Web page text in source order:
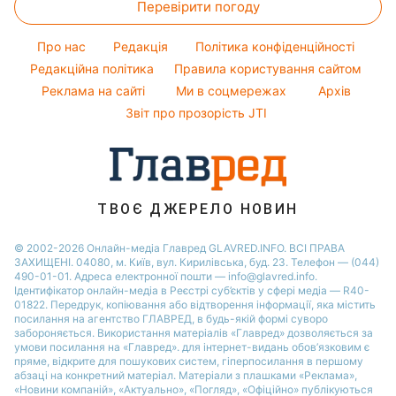
Потап
Поради від Андре Тана
Новини Сум
Новини Дніпра
Новини Черкаси
Новини Тернополя
Новини Житомира
Тести по картинці
Оптичні ілюзії
Народні прикмети
Усе про шоу-бізнес
Перевірити погоду
Про нас Редакція
Політика конфіденційності
Редакційна політика
Правила користування сайтом
Реклама на сайті
Ми в соцмережах
Архів
Звіт про прозорість JTI
ТВОЄ ДЖЕРЕЛО НОВИН
© 2002-2026 Онлайн-медіа Главред GLAVRED.INFO. ВСІ ПРАВА
ЗАХИЩЕНІ. 04080, м. Київ, вул. Кирилівська, буд. 23. Телефон — (044)
490-01-01. Адреса електронної пошти — info@glavred.info.
Ідентифікатор онлайн-медіа в Реєстрі суб’єктів у сфері медіа — R40-
01822. Передрук, копіювання або відтворення інформації, яка містить
посилання на агентство ГЛАВРЕД, в будь-якій формi суворо
забороняється. Використання матеріалів «Главред» дозволяється за
умови посилання на «Главред». для інтернет-видань обов’язковим є
пряме, відкрите для пошукових систем, гіперпосилання в першому
абзаці на конкретний матеріал. Матеріали з плашками «Реклама»,
«Новини компаній», «Актуально», «Погляд», «Офіційно» публікуються